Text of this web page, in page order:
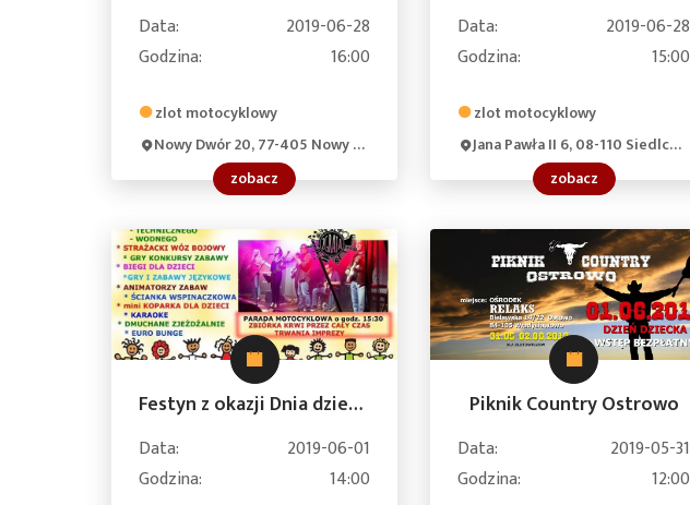
Data:
2019-06-28
Godzina:
16:00
zlot motocyklowy
Nowy Dwór 20, 77-405 Nowy Dwór, Poland
zobacz
Data:
2019-06-28
Godzina:
15:00
zlot motocyklowy
Jana Pawła II 6, 08-110 Siedlce, Poland
zobacz
Festyn z okazji Dnia dziecka Motoserce Iłża 2019
Data:
2019-06-01
Godzina:
14:00
Piknik Country Ostrowo
Data:
2019-05-31
Godzina:
12:00